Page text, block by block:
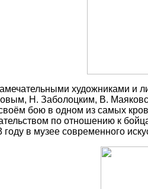
художниками
Н. Заболоцким, В.
бою в одном из самых
по отношению к
в музее современного